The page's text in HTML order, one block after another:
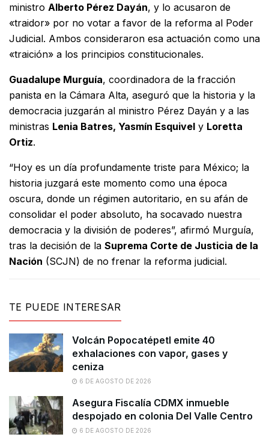
ministro Alberto Pérez Dayán, y lo acusaron de
«traidor» por no votar a favor de la reforma al Poder
Judicial. Ambos consideraron esa actuación como una
«traición» a los principios constitucionales.
Guadalupe Murguía, coordinadora de la fracción
panista en la Cámara Alta, aseguró que la historia y la
democracia juzgarán al ministro Pérez Dayán y a las
ministras Lenia Batres, Yasmín Esquivel y Loretta
Ortiz.
“Hoy es un día profundamente triste para México; la
historia juzgará este momento como una época
oscura, donde un régimen autoritario, en su afán de
consolidar el poder absoluto, ha socavado nuestra
democracia y la división de poderes”, afirmó Murguía,
tras la decisión de la Suprema Corte de Justicia de la
Nación (SCJN) de no frenar la reforma judicial.
TE PUEDE INTERESAR
Volcán Popocatépetl emite 40
exhalaciones con vapor, gases y
ceniza
6 DE AGOSTO DE 2026
Asegura Fiscalía CDMX inmueble
despojado en colonia Del Valle Centro
6 DE AGOSTO DE 2026